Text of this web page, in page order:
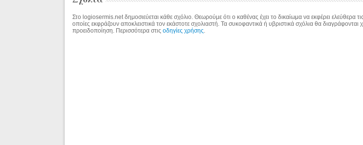
Στο logiosermis.net δημοσιεύεται κάθε σχόλιο. Θεωρούμε ότι ο καθένας έχει το δικαίωμα να εκφέρει ελεύθερα
οποίες εκφράζουν αποκλειστικά τον εκάστοτε σχολιαστή. Τα συκοφαντικά ή υβριστικά σχόλια θα διαγράφονται
προειδοποίηση. Περισσότερα στιςοδηγίες χρήσης